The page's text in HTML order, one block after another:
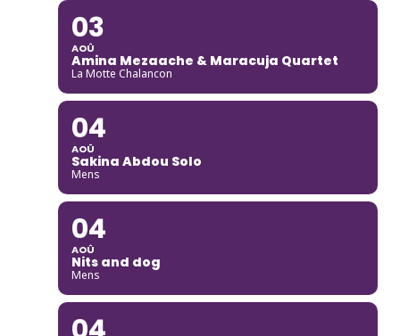
03
AOÛ
Amina Mezaache & Maracuja Quartet
La Motte Chalancon
04
AOÛ
Sakina Abdou Solo
Mens
04
AOÛ
Nits and dog
Mens